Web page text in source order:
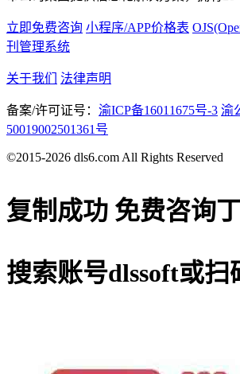
立即免费咨询 小程序/APP价格表
刊管理系统
关于我们 法律声明
备案/许可证号： 渝ICP备16011675号-3 渝
50019002501361号
©2015-2026 dls6.com All Rights Reserved
复制成功 免费咨询
搜索账号dlssoft或扫